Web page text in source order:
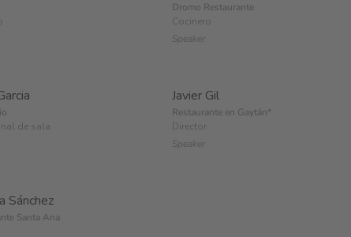
Dromo Restaurante
Cocinero
Speaker
de sala
Javier Gil
Restaurante en Gaytán*
Director
Speaker
Sánchez
Santa Ana